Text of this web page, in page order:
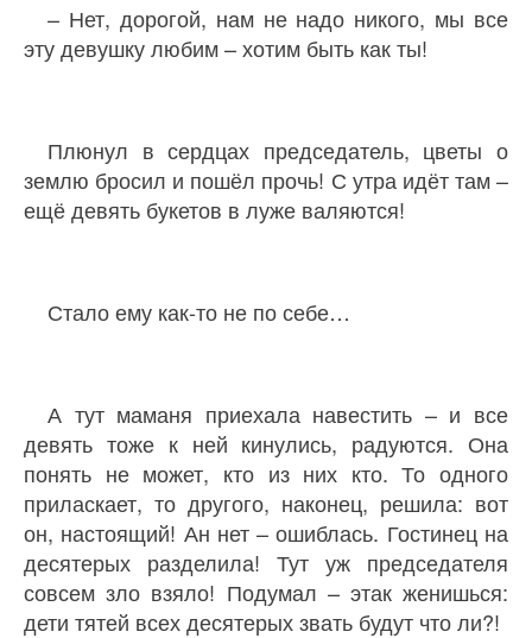
– Нет, дорогой, нам не надо никого, мы все
эту девушку любим – хотим быть как ты!
Плюнул в сердцах председатель, цветы о
землю бросил и пошёл прочь! С утра идёт там –
ещё девять букетов в луже валяются!
Стало ему как-то не по себе…
А тут маманя приехала навестить – и все
девять тоже к ней кинулись, радуются. Она
понять не может, кто из них кто. То одного
приласкает, то другого, наконец, решила: вот
он, настоящий! Ан нет – ошиблась. Гостинец на
десятерых разделила! Тут уж председателя
совсем зло взяло! Подумал – этак женишься:
дети тятей всех десятерых звать будут что ли?!